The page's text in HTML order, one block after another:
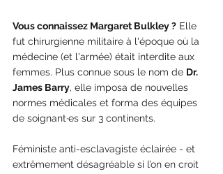
Vous connaissez Margaret Bulkley ? Elle
fut chirurgienne militaire à l'époque où la
médecine (et l'armée) était interdite aux
femmes. Plus connue sous le nom de Dr.
James Barry, elle imposa de nouvelles
normes médicales et forma des équipes
de soignant·es sur 3 continents.
Féministe anti-esclavagiste éclairée - et
extrêmement désagréable si l’on en croit